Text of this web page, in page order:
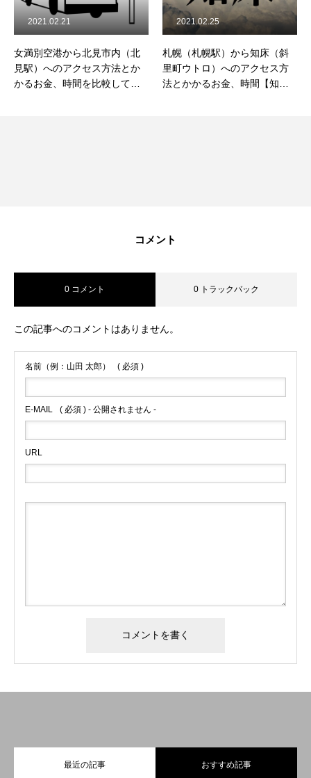
女満別空港から北見市内（北
見駅）へのアクセス方法とか
かるお金、時間を比較して紹
2021.02.21
札幌（札幌駅）から知床（斜
里町ウトロ）へのアクセス方
法とかかるお金、時間【知床
2021.02.25
コメント
0 コメント 0 トラックバック
この記事へのコメントはありません。
名前（例：山田 太郎） ( 必須 )
E-MAIL ( 必須 ) - 公開されません -
URL
最近の記事 おすすめ記事